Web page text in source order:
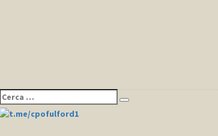
Cerca:
Cerca